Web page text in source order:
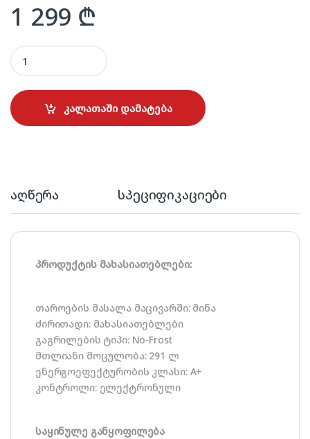
1 299 ₾
REGAL AG379 BLACK quantity
კალათაში დამატება
აღწერა სპეციფიკაციები
პროდუქტის მახასიათებლები:
თაროების მასალა მაცივარში: მინა
ძირითადი: მახასიათებლები
გაგრილების ტიპი: No-Frost
მთლიანი მოცულობა: 291 ლ
ენერგოეფექტურობის კლასი: A+
კონტროლი: ელექტრონული
საყინულე განყოფილება